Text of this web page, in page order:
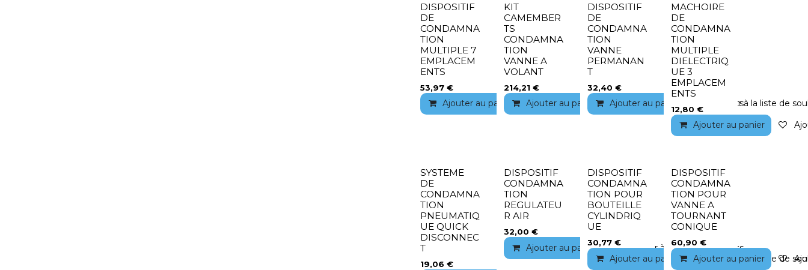
DISPOSITIF
DE
CONDAMNA
TION
MULTIPLE 7
EMPLACEM
ENTS
53,97 €
Ajouter au panier Ajouter à la liste de souhaits
KIT
CAMEMBER
TS
CONDAMNA
TION
VANNE A
VOLANT
214,21 €
Ajouter au panier Ajouter à la liste de souhaits
DISPOSITIF
DE
CONDAMNA
TION
VANNE
PERMANAN
T
32,40 €
Ajouter au panier Ajouter à la liste de
MACHOIRE
DE
CONDAMNA
TION
MULTIPLE
DIELECTRIQ
UE 3
EMPLACEM
ENTS
12,80 €
Ajouter au panier
SYSTEME
DE
CONDAMNA
TION
PNEUMATIQ
UE QUICK
DISCONNEC
T
19,06 €
DISPOSITIF
CONDAMNA
TION
REGULATEU
R AIR
32,00 €
Ajouter au panier Ajouter à la liste de souhaits
DISPOSITIF
CONDAMNA
TION POUR
BOUTEILLE
CYLINDRIQ
UE
30,77€
Ajouter au panier Ajouter à la liste de
DISPOSITIF
CONDAMNA
TION POUR
VANNE A
TOURNANT
CONIQUE
60,90 €
Ajouter au panier